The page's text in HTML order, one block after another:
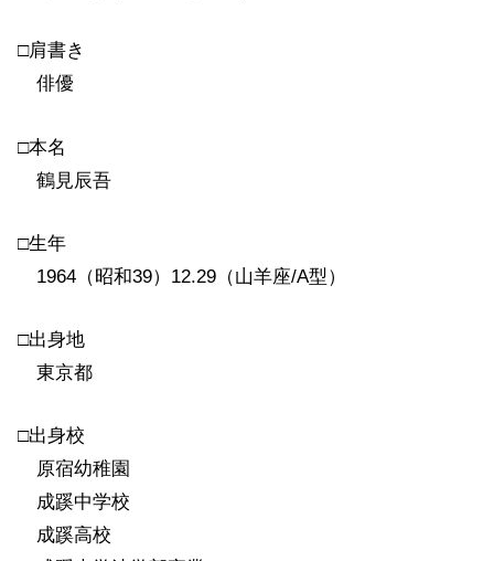
□肩書き
俳優
□本名
鶴見辰吾
□生年
1964（昭和39）12.29（山羊座/A型）
□出身地
東京都
□出身校
原宿幼稚園
成蹊中学校
成蹊高校